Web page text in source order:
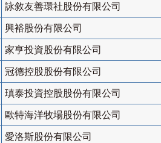
詠敘友善環社股份有限公司
興裕股份有限公司
家亨投資股份有限公司
冠德控股股份有限公司
瑱泰投資控股股份有限公司
歐特海洋牧場股份有限公司
愛洛斯股份有限公司